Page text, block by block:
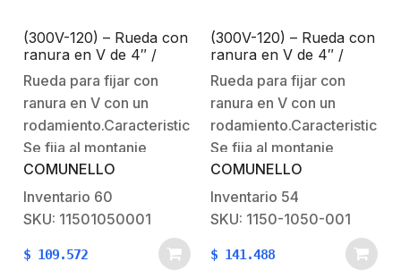
Comunello Gate…
Comunello Gate…
(300V-120) – Rueda con
ranura en V de 4″ /
Para puertas corredizas
/ Hasta 530 lb (240 Kg)
/ 1 rodamiento / 7/8″ de
ancho / Galvanizado
Rueda para fijar con
ranura en V con un
rodamiento.Caracteristicas:Fijación:
Se fija al montanje
inferior mediante tornillo
y tuerca
especiales.Material:
acero galvanizadoPeso
de la pieza: 3,68 lb (1,67
COMUNELLO
Inventario 60
SKU: 11501050001
$ 109.572
(300V-120) – Rueda con
ranura en V de 4″ /
Para puertas corredizas
/ Hasta 530 lb (240 Kg)
/ 1 rodamiento / 7/8″ de
ancho / Galvanizado
Rueda para fijar con
ranura en V con un
Se fija al montanje
inferior mediante tornillo
y tuerca
especiales.Material:
acero galvanizadoPeso
de la pieza: 3,68 lb (1,67
COMUNELLO
Inventario 54
SKU: 1150-1050-001
$ 141.488